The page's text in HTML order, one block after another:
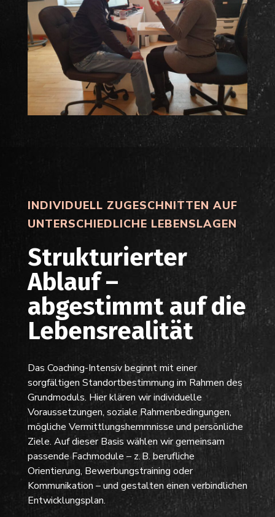
INDIVIDUELL ZUGESCHNITTEN AUF
UNTERSCHIEDLICHE LEBENSLAGEN
Strukturierter
Ablauf –
abgestimmt auf die
Lebensrealität
Das Coaching-Intensiv beginnt mit einer
sorgfältigen Standortbestimmung im Rahmen des
Grundmoduls. Hier klären wir individuelle
Voraussetzungen, soziale Rahmenbedingungen,
mögliche Vermittlungshemmnisse und persönliche
Ziele. Auf dieser Basis wählen wir gemeinsam
passende Fachmodule – z. B. berufliche
Orientierung, Bewerbungstraining oder
Kommunikation – und gestalten einen verbindlichen
Entwicklungsplan.